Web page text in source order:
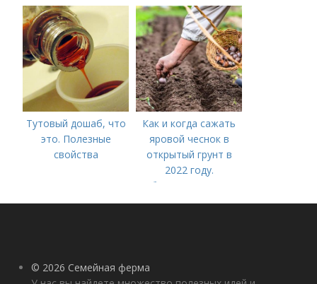
озимого чеснока
лучше делать
Тутовый дошаб, что
это. Полезные
свойства
Как и когда сажать
яровой чеснок в
открытый грунт в
2022 году.
Добавление статьи в
новую подборку
© 2026 Семейная ферма